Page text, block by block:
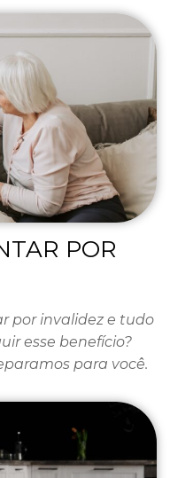
POR
por invalidez e tudo
esse benefício?
para você.